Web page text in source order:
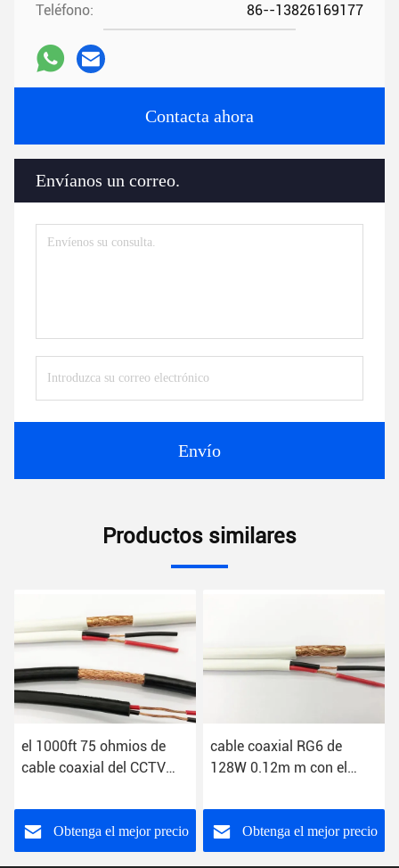
Teléfono: 86--13826169177
Contacta ahora
Envíanos un correo.
Envío
Productos similares
el 1000ft 75 ohmios de
cable coaxial del CCTV
Obtenga el mejor precio
cable coaxial RG6 de
128W 0.12m m con el
cámara de seguridad del
poderObtenga el mejor precio